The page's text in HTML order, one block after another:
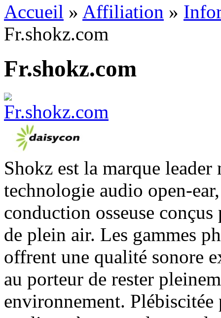
Accueil » Affiliation »
Fr.shokz.com
Fr.shokz.com
Shokz est la marque
technologie audio open-
conduction osseuse
de plein air. Les gammes
offrent une qualité sonore
au porteur de rester
environnement.